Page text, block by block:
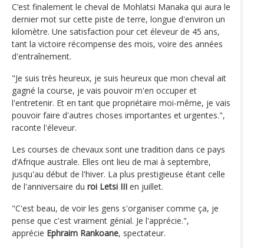
C’est finalement le cheval de Mohlatsi Manaka qui aura le
dernier mot sur cette piste de terre, longue d'environ un
kilomètre. Une satisfaction pour cet éleveur de 45 ans,
tant la victoire récompense des mois, voire des années
d'entraînement.
"Je suis très heureux, je suis heureux que mon cheval ait
gagné la course, je vais pouvoir m'en occuper et
l'entretenir. Et en tant que propriétaire moi-même, je vais
pouvoir faire d'autres choses importantes et urgentes.",
raconte l'éleveur.
Les courses de chevaux sont une tradition dans ce pays
d’Afrique australe. Elles ont lieu de mai à septembre,
jusqu'au début de l'hiver. La plus prestigieuse étant celle
de l'anniversaire du roi Letsi III en juillet.
"C'est beau, de voir les gens s'organiser comme ça, je
pense que c'est vraiment génial. Je l'apprécie.",
apprécie Ephraim Rankoane, spectateur.